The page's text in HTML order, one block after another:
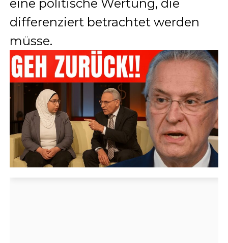
eine politische Wertung, die
differenziert betrachtet werden
müsse.